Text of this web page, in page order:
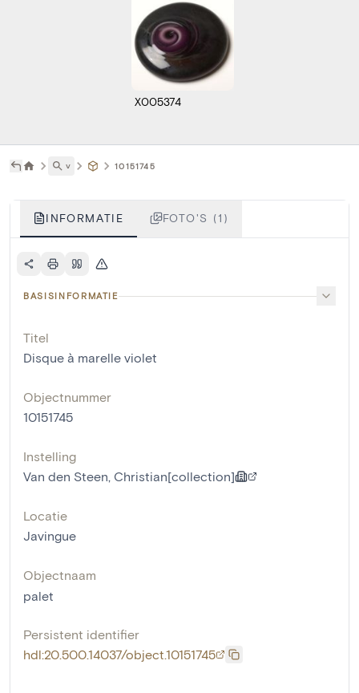
X005374
˅ 10151745
INFORMATIE FOTO'S (1)
BASISINFORMATIE
Titel
Disque à marelle violet
Objectnummer
10151745
Instelling
Van den Steen, Christian[collection]
Locatie
Javingue
Objectnaam
palet
Persistent identifier
hdl:20.500.14037/object.10151745